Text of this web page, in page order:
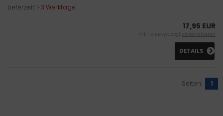
Lieferzeit:1-3 Werktage
17,95 EUR
inkl. 19 % MwSt. zzgl. Versandkosten
DETAILS
Seiten: 1